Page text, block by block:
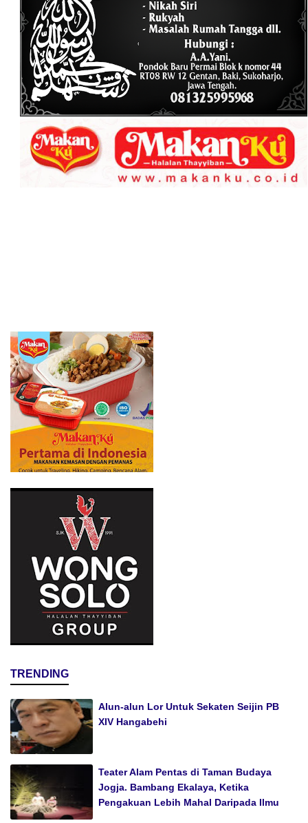
TRENDING
Alun-alun Lor Untuk Sekaten Seijin PB
XIV Hangabehi
Teater Alam Pentas di Taman Budaya
Jogja. Bambang Ekalaya, Ketika
Pengakuan Lebih Mahal Daripada Ilmu